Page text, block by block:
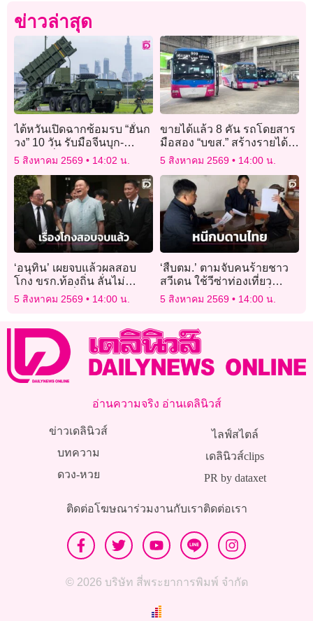
ข่าวล่าสุด
ไต้หวันเปิดฉากซ้อมรบ “ฮั่นก
วง” 10 วัน รับมือจีนบุก-
ทดสอบสื่อสารยามสงคราม
5 สิงหาคม 2569 14:02 น.
ขายได้แล้ว 8 คัน รถโดยสาร
มือสอง “บขส.” สร้างรายได้
4.4 ล้านบาท “MAN” ราคา
5 สิงหาคม 2569 14:00 น.
‘อนุทิน’ เผยจบแล้วผลสอบ
โกง ขรก.ท้องถิ่น ลั่นไม่
ปกป้องใคร วิ่งเต้นไม่ได้
5 สิงหาคม 2569 14:00 น.
‘สืบตม.’ ตามจับคนร้ายชาว
สวีเดน ใช้วีซ่าท่องเที่ยว
กบดานคอนโดฯ หรูภูเก็ต
5 สิงหาคม 2569 14:00 น.
อ่านความจริง อ่านเดลินิวส์
ข่าวเดลินิวส์
บทความ
ดวง-หวย
ไลฟ์สไตล์
เดลินิวส์clips
PR by dataxet
ติดต่อโฆษณาร่วมงานกับเราติดต่อเรา
© 2026 บริษัท สี่พระยาการพิมพ์ จำกัด